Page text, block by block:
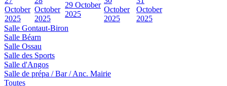
October
2025
October
2025
29 October
2025
October
2025
October
2025
Salle Gontaut-Biron
Salle Béarn
Salle Ossau
Salle des Sports
Salle d'Angos
Salle de prépa / Bar / Anc. Mairie
Toutes